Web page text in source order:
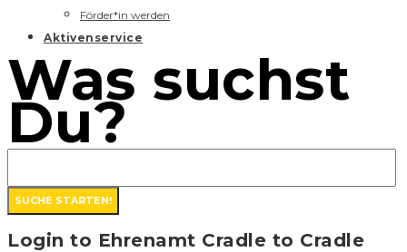
Förder*in werden
Aktivenservice
Was suchst
Du?
Login to Ehrenamt Cradle to Cradle